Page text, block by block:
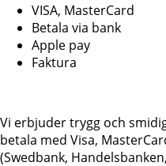
VISA, MasterCard
Betala via bank
Apple pay
Faktura
Vi erbjuder trygg och
betala med Visa,
(Swedbank,